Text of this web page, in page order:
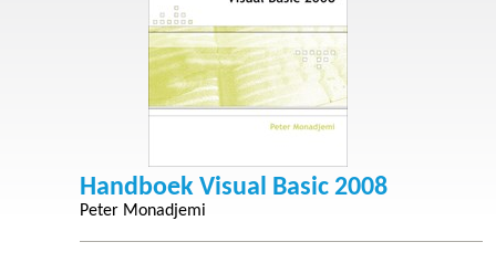
Handboek Visual Basic 2008
Peter Monadjemi